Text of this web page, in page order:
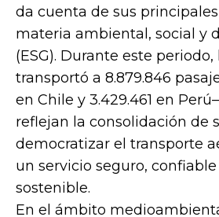
da cuenta de sus
materia ambiental, social y
(ESG). Durante este
transportó a 8.879.846
en Chile y 3.429.461 en
reflejan la consolidación de
democratizar el transporte
un servicio seguro,
sostenible.
En el ámbito